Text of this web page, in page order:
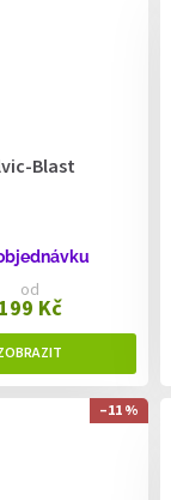
Blast
od
199 Kč
–11 %